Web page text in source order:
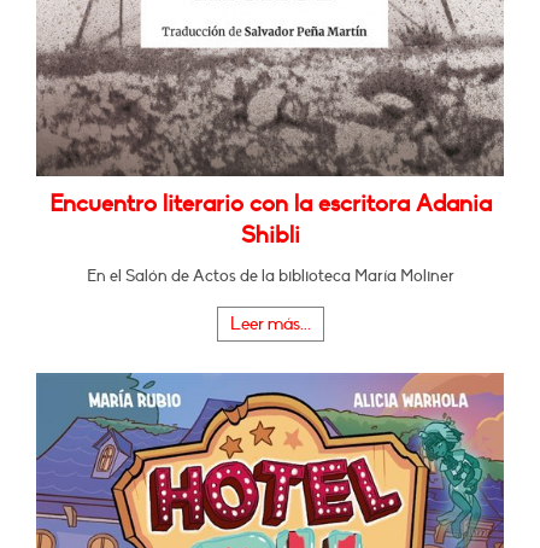
Encuentro literario con la escritora Adania
Shibli
En el Salón de Actos de la biblioteca María Moliner
Leer más...